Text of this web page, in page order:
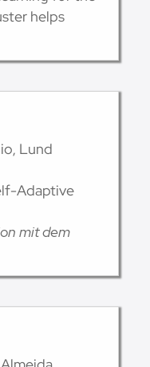
helps
Lund
Adaptive
mit dem